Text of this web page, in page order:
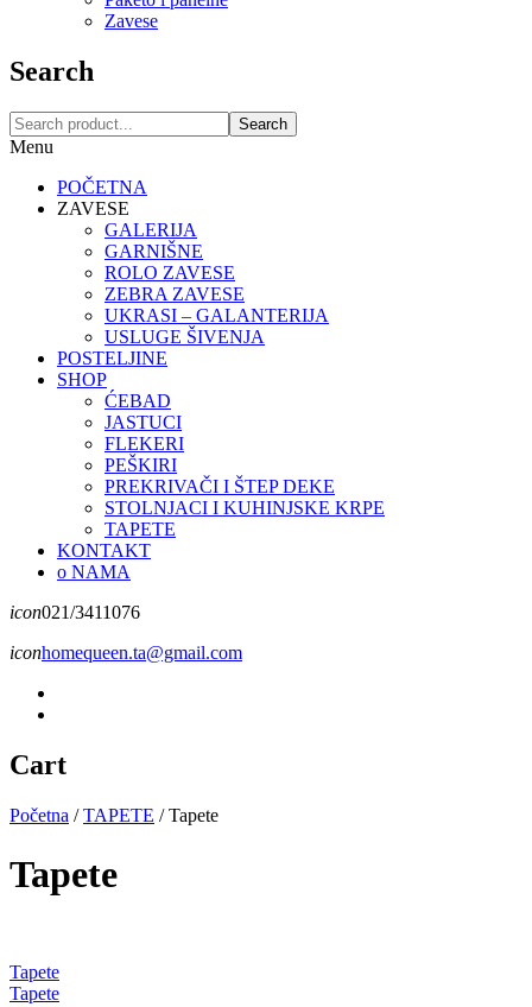
Zavese
Search
Search
Menu
POČETNA
ZAVESE
GALERIJA
GARNIŠNE
ROLO ZAVESE
ZEBRA ZAVESE
UKRASI – GALANTERIJA
USLUGE ŠIVENJA
POSTELJINE
SHOP
ĆEBAD
JASTUCI
FLEKERI
PEŠKIRI
PREKRIVAČI I ŠTEP DEKE
STOLNJACI I KUHINJSKE KRPE
TAPETE
KONTAKT
o NAMA
icon021/3411076
iconhomequeen.ta@gmail.com
Cart
Početna / TAPETE /Tapete
Tapete
Tapete
Tapete